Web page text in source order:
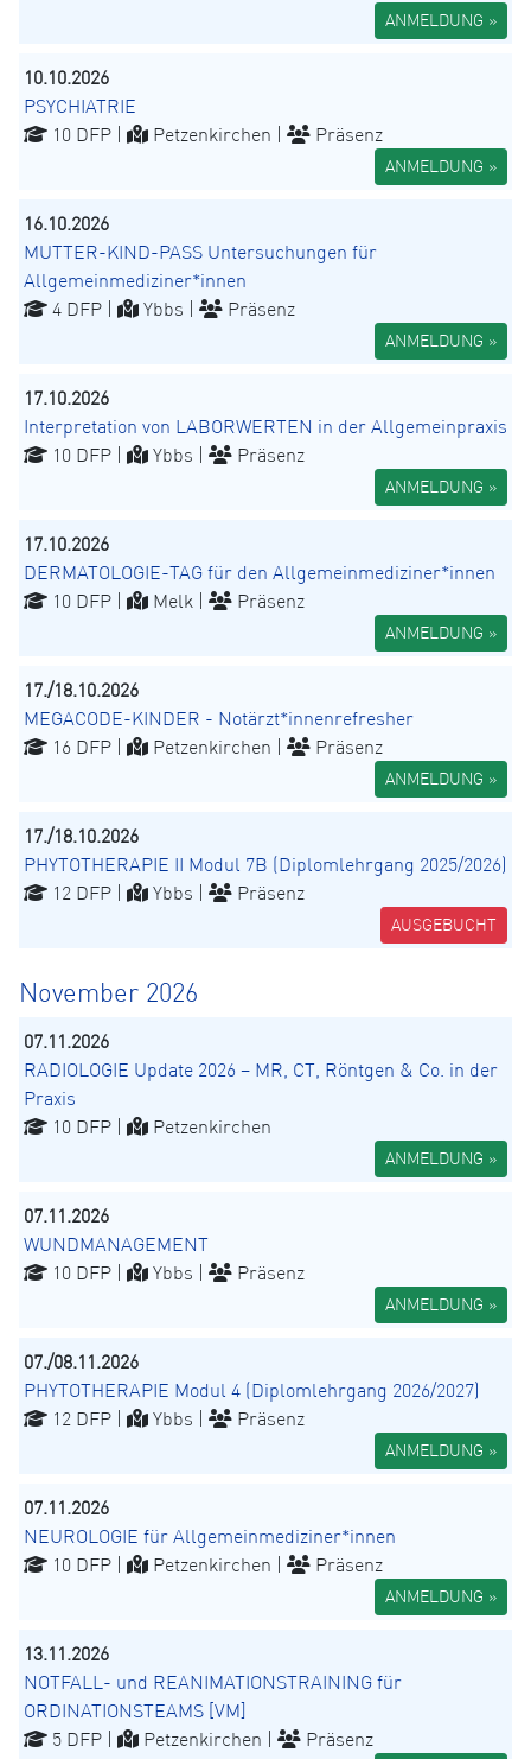
ANMELDUNG »
10.10.2026
PSYCHIATRIE
10 DFP |
Petzenkirchen | Präsenz
ANMELDUNG »
16.10.2026
MUTTER-KIND-PASS Untersuchungen für
Allgemeinmediziner*innen
4 DFP |
Ybbs | Präsenz
ANMELDUNG »
17.10.2026
Interpretation von LABORWERTEN in der Allgemeinpraxis
10 DFP |
Ybbs | Präsenz
ANMELDUNG »
17.10.2026
DERMATOLOGIE-TAG für den Allgemeinmediziner*innen
10 DFP |
Melk | Präsenz
ANMELDUNG »
17./18.10.2026
MEGACODE-KINDER - Notärzt*innenrefresher
16 DFP |
Petzenkirchen | Präsenz
ANMELDUNG »
17./18.10.2026
PHYTOTHERAPIE II Modul 7B (Diplomlehrgang 2025/2026)
12 DFP |
Ybbs | Präsenz
AUSGEBUCHT
November 2026
07.11.2026
RADIOLOGIE Update 2026 – MR, CT, Röntgen & Co. in der
Praxis
10 DFP |
Petzenkirchen
ANMELDUNG »
07.11.2026
WUNDMANAGEMENT
10 DFP |
Ybbs | Präsenz
ANMELDUNG »
07./08.11.2026
PHYTOTHERAPIE Modul 4 (Diplomlehrgang 2026/2027)
12 DFP |
Ybbs | Präsenz
ANMELDUNG »
07.11.2026
NEUROLOGIE für Allgemeinmediziner*innen
10 DFP |
Petzenkirchen | Präsenz
ANMELDUNG »
13.11.2026
NOTFALL- und REANIMATIONSTRAINING für
ORDINATIONSTEAMS [VM]
5 DFP |
Petzenkirchen | Präsenz